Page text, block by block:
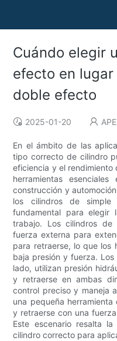
Cuándo elegir
efecto en
doble efecto
2025-01-20
En el ámbito de las
tipo correcto de cilindro
eficiencia y el rendimiento
herramientas
construcción y
los cilindros de
fundamental para elegir
trabajo. Los cilindros
fuerza externa para
para retraerse, lo que los
baja presión y fuerza.
lado, utilizan presión
y retraerse en ambas
control preciso y maneja
una pequeña
y retraerse con una
Este escenario resalta
cilindro correcto para